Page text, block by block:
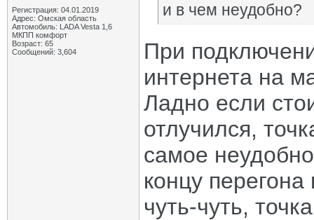
Регистрация: 04.01.2019
Адрес: Омская область
Автомобиль: LADA Vesta 1,6
МКПП комфорт
Возраст: 65
Сообщений: 3,604
и в чем неудобно?
При
интернета на
Ладно если
отлучился,
самое
концу
чуть-чуть,